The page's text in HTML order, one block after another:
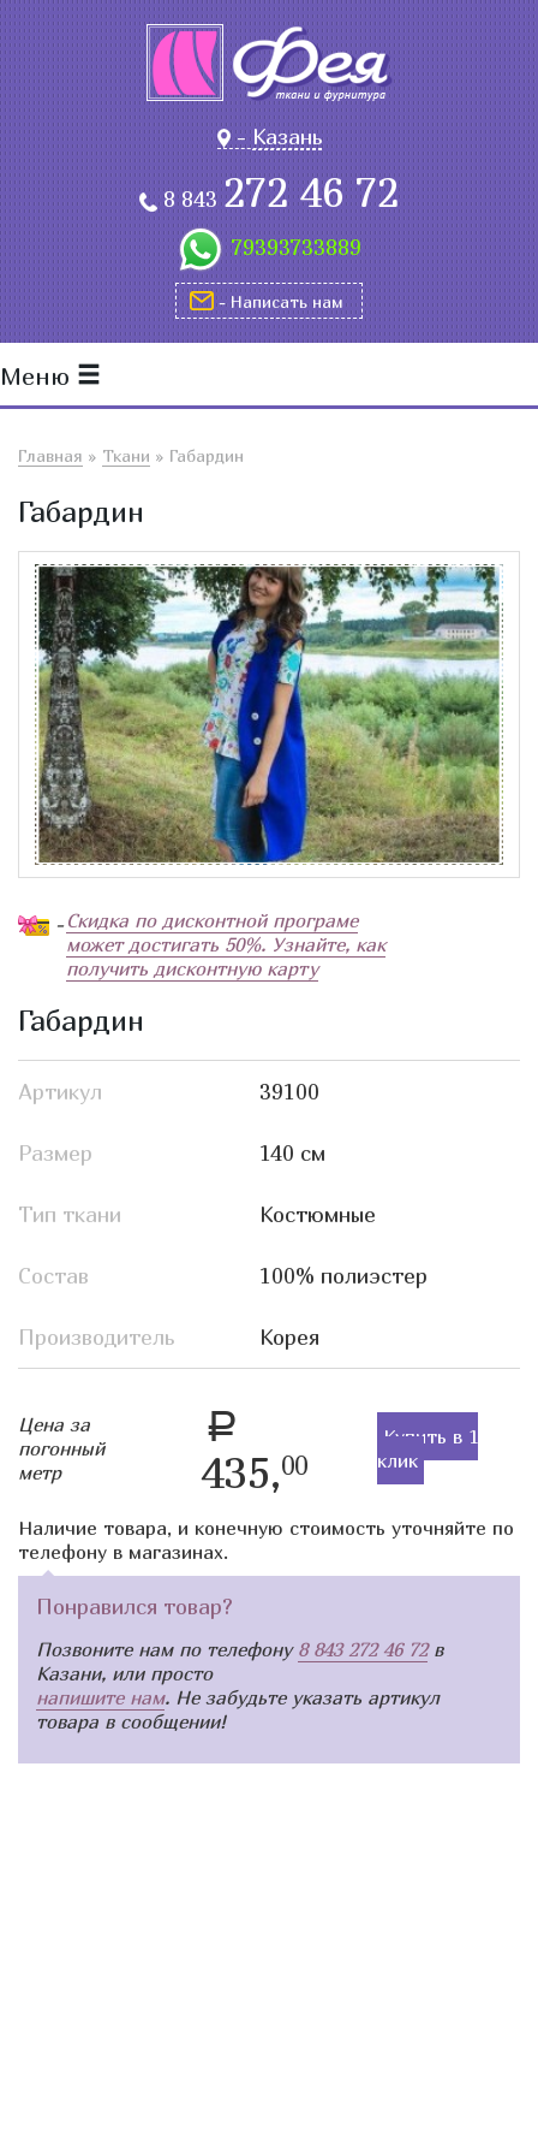
-Казань
8 843272 46 72
79393733889
- Написать нам
Меню
Главная » Ткани » Габардин
Габардин
- Скидка по дисконтной програме
может достигать 50%. Узнайте, как
получить дисконтную карту
Габардин
Артикул 39100
Размер 140 см
Тип ткани Костюмные
Состав 100% полиэстер
Производитель Корея
Цена за
погонный
метр
a
435,00
Купить в 1
клик
Наличие товара, и конечную стоимость уточняйте по
телефону в магазинах.
Понравился товар?
Позвоните нам по телефону 8 843 272 46 72в
Казани, или просто
напишите нам. Не забудьте указать артикул
товара в сообщении!